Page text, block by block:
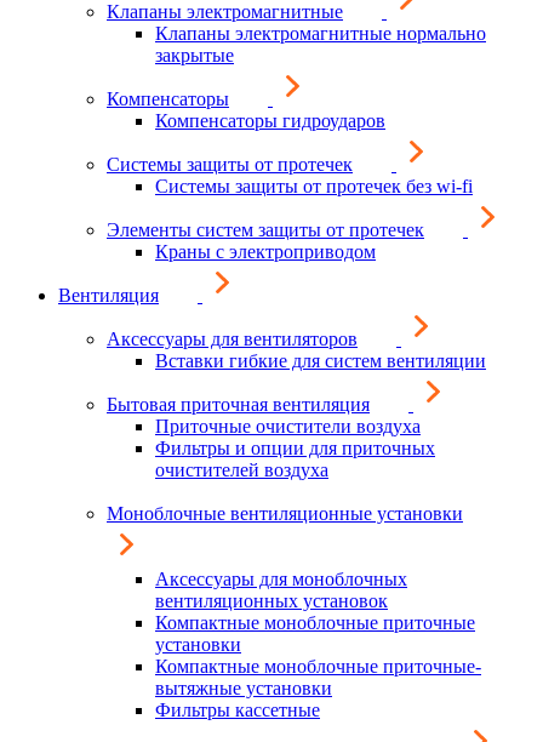
Клапаны электромагнитные
Клапаны электромагнитные нормально
закрытые
Компенсаторы
Компенсаторы гидроударов
Системы защиты от протечек
Системы защиты от протечек без wi-fi
Элементы систем защиты от протечек
Краны с электроприводом
Вентиляция
Аксессуары для вентиляторов
Вставки гибкие для систем вентиляции
Бытовая приточная вентиляция
Приточные очистители воздуха
Фильтры и опции для приточных
очистителей воздуха
Моноблочные вентиляционные установки
Аксессуары для моноблочных
вентиляционных установок
Компактные моноблочные приточные
установки
Компактные моноблочные приточные-
вытяжные установки
Фильтры кассетные